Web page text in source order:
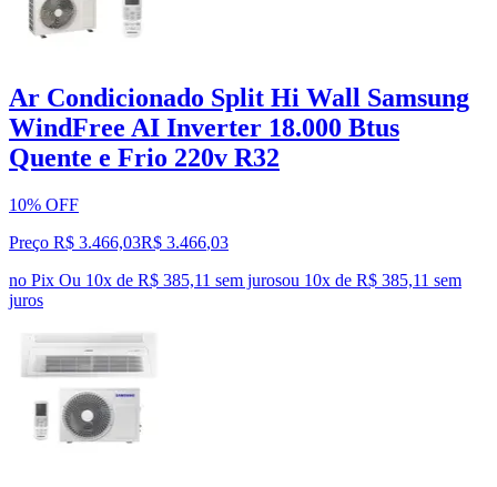
Ar Condicionado Split Hi Wall Samsung
WindFree AI Inverter 18.000 Btus
Quente e Frio 220v R32
10% OFF
Preço R$ 3.466,03R$ 3.466,03
no Pix Ou 10x de R$ 385,11 sem jurosou 10x de R$ 385,11 sem
juros